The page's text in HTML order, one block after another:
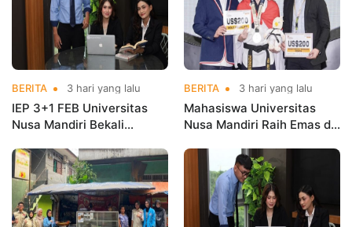
BERITA 3 hari yang lalu
IEP 3+1 FEB Universitas
Nusa Mandiri Bekali
Kerja Sebelum Lulus
BERITA 3 hari yang lalu
Mahasiswa Universitas
Nusa Mandiri Raih Emas di
Indonesia Open
Championships 2026